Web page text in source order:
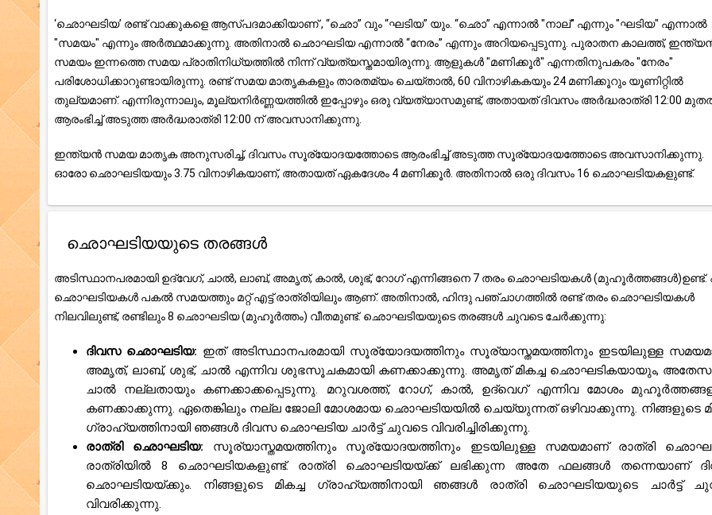
‘ഛൊഘടിയ’ രണ്ട് വാക്കുകളെ ആസ്പദമാക്കിയാണ് , “ഛൊ” വും “ഘടിയ” യും. “ഛൊ” എന്നാൽ "നാല്" എന്നും "ഘടിയ" എന്നാൽ
"സമയം" എന്നും അർത്ഥമാക്കുന്നു. അതിനാൽ ഛൊഘടിയ എന്നാൽ “നേരം” എന്നും അറിയപ്പെടുന്നു. പുരാതന കാലത്ത്,
സമയം ഇന്നത്തെ സമയ പ്രാതിനിധ്യത്തിൽ നിന്ന് വ്യത്യസ്തമായിരുന്നു. ആളുകൾ "മണിക്കൂർ" എന്നതിനുപകരം "നേരം"
പരിശോധിക്കാറുണ്ടായിരുന്നു. രണ്ട് സമയ മാതൃകകളും താരതമ്യം ചെയ്താൽ, 60 വിനാഴികകയും 24 മണിക്കൂറും യൂണിറ്റിൽ
തുല്യമാണ്. എന്നിരുന്നാലും, മൂല്യനിർണ്ണയത്തിൽ ഇപ്പോഴും ഒരു വ്യത്യാസമുണ്ട്, അതായത് ദിവസം അർദ്ധരാത്രി 12:00
ആരംഭിച്ച് അടുത്ത അർദ്ധരാത്രി 12:00 ന് അവസാനിക്കുന്നു.
ഇന്ത്യൻ സമയ മാതൃക അനുസരിച്ച്, ദിവസം സൂര്യോദയത്തോടെ ആരംഭിച്ച് അടുത്ത സൂര്യോദയത്തോടെ അവസാനിക്കുന്നു.
ഓരോ ഛൊഘടിയയും 3.75 വിനാഴികയാണ്, അതായത് ഏകദേശം 4 മണിക്കൂർ. അതിനാൽ ഒരു ദിവസം 16 ഛൊഘടിയകളുണ്ട്.
ഛൊഘടിയയുടെ തരങ്ങൾ
അടിസ്ഥാനപരമായി ഉദ്വേഗ്, ചാൽ, ലാബ്, അമൃത്, കാൽ, ശുഭ്, റോഗ് എന്നിങ്ങനെ 7 തരം ഛൊഘടിയകൾ (മുഹൂർത്തങ്ങൾ)ഉണ്ട്.
ഛൊഘടിയകൾ പകൽ സമയത്തും മറ്റ് എട്ട് രാത്രിയിലും ആണ്. അതിനാൽ, ഹിന്ദു പഞ്ചാഗത്തിൽ രണ്ട് തരം ഛൊഘടിയകൾ
നിലവിലുണ്ട്, രണ്ടിലും 8 ഛൊഘടിയ (മുഹൂർത്തം) വീതമുണ്ട്. ഛൊഘടിയയുടെ തരങ്ങൾ ചുവടെ ചേർക്കുന്നു:
ദിവസ ഛൊഘടിയ: ഇത് അടിസ്ഥാനപരമായി സൂര്യോദയത്തിനും സൂര്യാസ്തമയത്തിനും ഇടയിലുള്ള
അമൃത്, ലാബ്, ശുഭ്, ചാൽ എന്നിവ ശുഭസൂചകമായി കണക്കാക്കുന്നു. അമൃത് മികച്ച ഛൊഘടികയായും,
ചാൽ നല്ലതായും കണക്കാക്കപ്പെടുന്നു. മറുവശത്ത്, റോഗ്, കാൽ, ഉദ്‌വെഗ് എന്നിവ മോശം
കണക്കാക്കുന്നു. ഏതെങ്കിലും നല്ല ജോലി മോശമായ ഛൊഘടിയയിൽ ചെയ്യുന്നത് ഒഴിവാക്കുന്നു. നിങ്ങളുടെ
ഗ്രാഹ്യത്തിനായി ഞങ്ങൾ ദിവസ ഛൊഘടിയ ചാർട്ട് ചുവടെ വിവരിച്ചിരിക്കുന്നു.
രാത്രി ഛൊഘടിയ: സൂര്യാസ്തമയത്തിനും സൂര്യോദയത്തിനും ഇടയിലുള്ള സമയമാണ് രാത്രി
രാത്രിയിൽ 8 ഛൊഘടിയകളുണ്ട്. രാത്രി ഛൊഘടിയയ്ക്ക് ലഭിക്കുന്ന അതേ ഫലങ്ങൾ തന്നെയാണ്
ഛൊഘടിയയ്ക്കും. നിങ്ങളുടെ മികച്ച ഗ്രാഹ്യത്തിനായി ഞങ്ങൾ രാത്രി ഛൊഘടിയയുടെ ചാർട്ട്
വിവരിക്കുന്നു.